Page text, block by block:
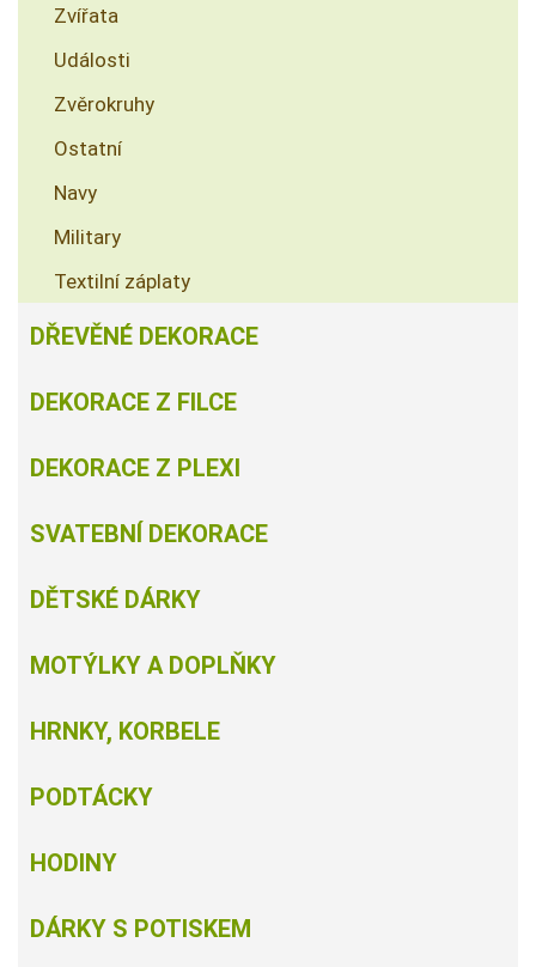
Zvířata
Události
Zvěrokruhy
Ostatní
Navy
Military
Textilní záplaty
DŘEVĚNÉ DEKORACE
DEKORACE Z FILCE
DEKORACE Z PLEXI
SVATEBNÍ DEKORACE
DĚTSKÉ DÁRKY
MOTÝLKY A DOPLŇKY
HRNKY, KORBELE
PODTÁCKY
HODINY
DÁRKY S POTISKEM